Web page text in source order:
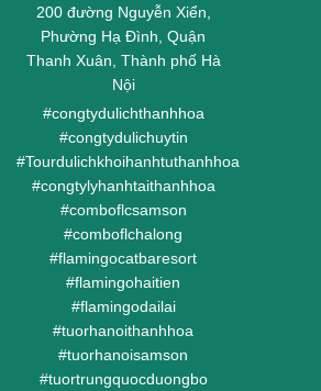
200 đường Nguyễn Xiển,
Phường Hạ Đình, Quận
Thanh Xuân, Thành phố Hà
Nội
#congtydulichthanhhoa
#congtydulichuytin
#Tourdulichkhoihanhtuthanhhoa
#congtylyhanhtaithanhhoa
#comboflcsamson
#comboflchalong
#flamingocatbaresort
#flamingohaitien
#flamingodailai
#tuorhanoithanhhoa
#tuorhanoisamson
#tuortrungquocduongbo